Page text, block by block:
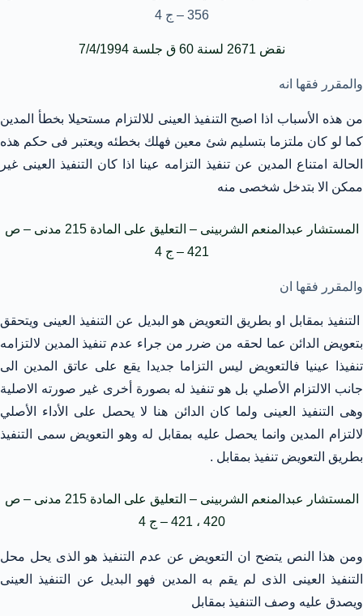
356 – ج 4
نقض 2671 لسنة 60 ق جلسة 7/4/1994
والمقرر فقها انه
من هذه الأسباب اذا اصبح التنفيذ العينى للالتزام مستحيلا بخطأ المدين
كما لو كان ملتزما بتسليم شئ معين فهلك بخطئه ويعتبر فى حكم هذه
الحالة امتناع المدين عن تنفيذ التزامه عينا اذا كان التنفيذ العينى غير
ممكن الا بتدخل شخصى منه
المستشار عبدالمنعم الشربينى – التعليق على المادة 215 مدنى – ص
421 – ج 4
والمقرر فقها ان
التنفيذ بمقابل او بطريق التعويض هو البديل عن التنفيذ العينى ويتحقق
بتعويض الدائن عما لحقه من ضرر من جراء عدم تنفيذ المدين لالتزامه
تنفيذا عينيا فالتعويض ليس التزاما جديدا يقع على عاتق المدين الى
جانب الالتزام الأصلي بل هو تنفيذ له بصورة أخرى غير صورته الاصلية
وهى التنفيذ العينى ولما كان الدائن هنا لا يحصل على الأداء الأصلي
لالتزام المدين وانما يحصل عليه بمقابل له وهو التعويض سمى التنفيذ
بطريق التعويض تنفيذ بمقابل .
المستشار عبدالمنعم الشربينى – التعليق على المادة 215 مدنى – ص
420 ، 421 – ج 4
ومن هذا النص يتضح ان التعويض عن عدم التنفيذ هو الذى يحل محل
التنفيذ العينى الذى لم يقم به المدين فهو البديل عن التنفيذ العينى
ويصدق عليه وصف التنفيذ بمقابل